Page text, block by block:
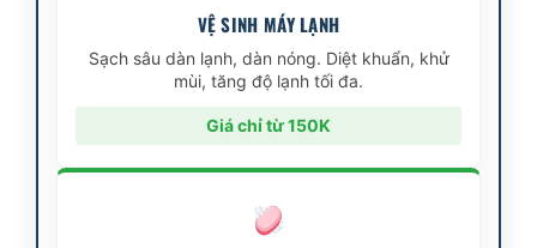
VỆ SINH MÁY LẠNH
Sạch sâu dàn lạnh, dàn nóng. Diệt khuẩn, khử
mùi, tăng độ lạnh tối đa.
Giá chỉ từ 150K